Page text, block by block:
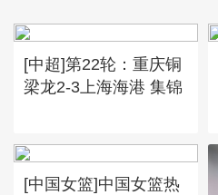
[中超]第22轮：重庆铜
梁龙2-3上海海港 集锦
[中国女篮]中国女篮热